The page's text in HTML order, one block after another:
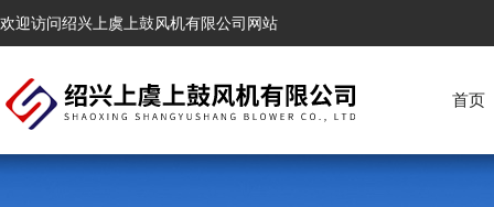
欢迎访问绍兴上虞上鼓风机有限公司网站
首页